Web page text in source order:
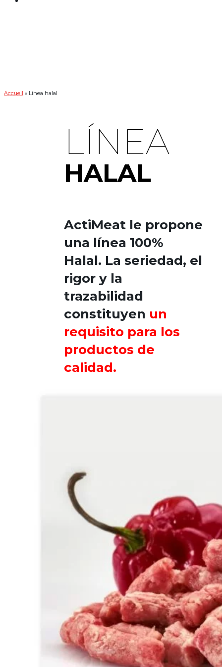
Accueil » Línea halal
LÍNEA
HALAL
ActiMeat le propone
una línea 100%
Halal. La seriedad, el
rigor y la
trazabilidad
constituyen un
requisito para los
productos de
calidad.